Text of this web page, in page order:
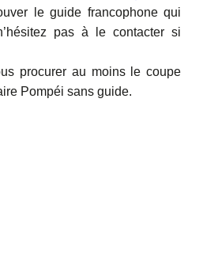
le guide francophone qui
pas à le contacter si
procurer au moins le coupe
Pompéi sans guide.